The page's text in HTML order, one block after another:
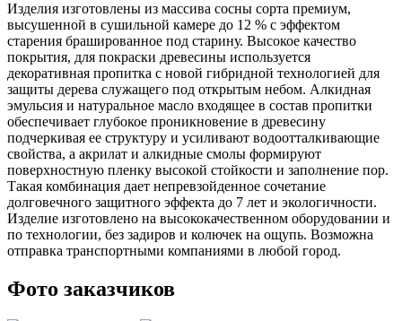
Изделия изготовлены из массива сосны сорта премиум,
высушенной в сушильной камере до 12 % с эффектом
старения брашированное под старину. Высокое качество
покрытия, для покраски древесины используется
декоративная пропитка с новой гибридной технологией для
защиты дерева служащего под открытым небом. Алкидная
эмульсия и натуральное масло входящее в состав пропитки
обеспечивает глубокое проникновение в древесину
подчеркивая ее структуру и усиливают водоотталкивающие
свойства, а акрилат и алкидные смолы формируют
поверхностную пленку высокой стойкости и заполнение пор.
Такая комбинация дает непревзойденное сочетание
долговечного защитного эффекта до 7 лет и экологичности.
Изделие изготовлено на высококачественном оборудовании и
по технологии, без задиров и колючек на ощупь. Возможна
отправка транспортными компаниями в любой город.
Фото заказчиков